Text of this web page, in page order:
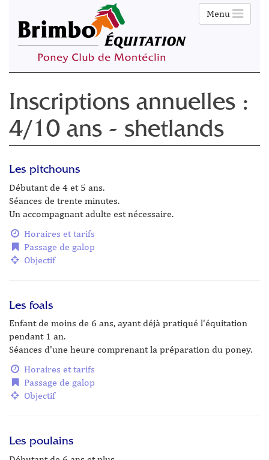
Menu
Inscriptions annuelles :
4/10 ans - shetlands
Les pitchouns
Débutant de 4 et 5 ans.
Séances de trente minutes.
Un accompagnant adulte est nécessaire.
Horaires et tarifs
Passage de galop
Objectif
Les foals
Enfant de moins de 6 ans, ayant déjà pratiqué l'équitation
pendant 1 an.
Séances d'une heure comprenant la préparation du poney.
Horaires et tarifs
Passage de galop
Objectif
Les poulains